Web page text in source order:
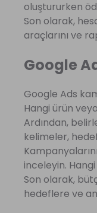
oluştururken
Son olarak,
araçlarını ve
Google
Google Ads
Hangi ürün
Ardından,
kelimeler,
inceleyin.
Son olarak,
hedeflere ve